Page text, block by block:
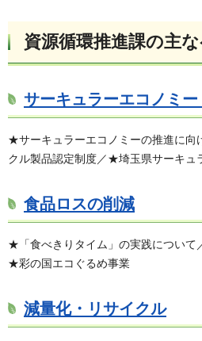
資源循環推進課の主
サーキュラーエコノミー
★サーキュラーエコノミーの推進に向
クル製品認定制度／★埼玉県サーキュ
食品ロスの削減
★「食べきりタイム」の実践について
★彩の国エコぐるめ事業
減量化・リサイクル